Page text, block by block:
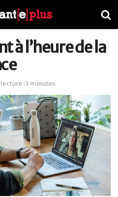
à l’heure de la
: 3 minutes